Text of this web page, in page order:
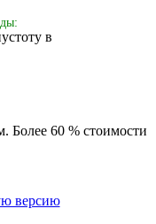
в
Более 60 % стоимости
версию